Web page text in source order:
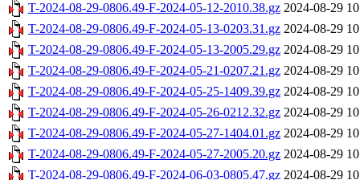
T-2024-08-29-0806.49-F-2024-05-12-2010.38.gz 2024-08-29
T-2024-08-29-0806.49-F-2024-05-13-0203.31.gz 2024-08-29
T-2024-08-29-0806.49-F-2024-05-13-2005.29.gz 2024-08-29
T-2024-08-29-0806.49-F-2024-05-21-0207.21.gz 2024-08-29
T-2024-08-29-0806.49-F-2024-05-25-1409.39.gz 2024-08-29
T-2024-08-29-0806.49-F-2024-05-26-0212.32.gz 2024-08-29
T-2024-08-29-0806.49-F-2024-05-27-1404.01.gz 2024-08-29
T-2024-08-29-0806.49-F-2024-05-27-2005.20.gz 2024-08-29
T-2024-08-29-0806.49-F-2024-06-03-0805.47.gz 2024-08-29